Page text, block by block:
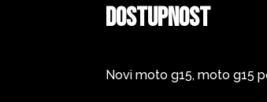
Dostupnost
Novi moto g15, moto g15